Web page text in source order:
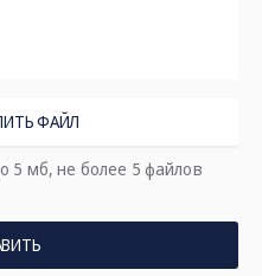
ФАЙЛ
5 мб, не более 5 файлов